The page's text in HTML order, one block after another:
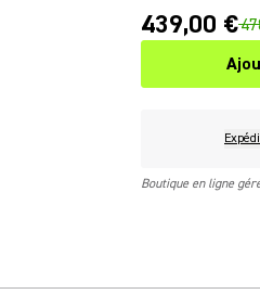
439,00 €
Boutique en ligne